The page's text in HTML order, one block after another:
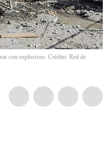
con explosivos. Crédito: Red de